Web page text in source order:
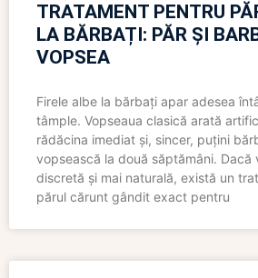
TRATAMENT PENTRU
LA BĂRBAȚI: PĂR ȘI
VOPSEA
Firele albe la bărbați apar adesea
tâmple. Vopseaua clasică arată
rădăcina imediat și, sincer, puțini
vopsească la două săptămâni. Dacă
discretă și mai naturală, există un
părul cărunt gândit exact pentru